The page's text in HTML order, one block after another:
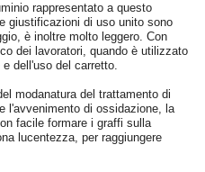
rappresentato a questo
giustificazioni di uso unito sono
è inoltre molto leggero. Con
dei lavoratori, quando è utilizzato
dell'uso del carretto.
modanatura del trattamento di
l'avvenimento di ossidazione, la
facile formare i graffi sulla
lucentezza, per raggiungere